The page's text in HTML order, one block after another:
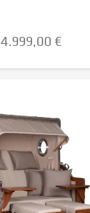
4.999,00 €